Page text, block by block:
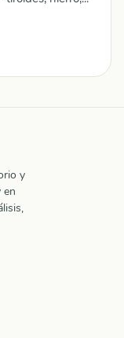
y
en